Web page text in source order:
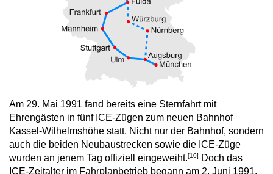
Am 29. Mai 1991 fand bereits eine Sternfahrt mit
Ehrengästen in fünf ICE-Zügen zum neuen Bahnhof
Kassel-Wilhelmshöhe statt. Nicht nur der Bahnhof, sondern
auch die beiden Neubaustrecken sowie die ICE-Züge
wurden an jenem Tag offiziell eingeweiht.[10]
Doch das
ICE-Zeitalter im Fahrplanbetrieb begann am 2. Juni 1991.